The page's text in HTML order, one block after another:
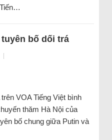
bố dối trá
|
VOA Tiếng Việt bình
thăm Hà Nội của
bố chung giữa Putin và